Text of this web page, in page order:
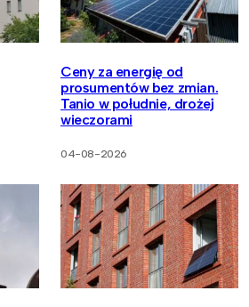
Ceny za energię od
prosumentów bez zmian.
Tanio w południe, drożej
wieczorami
04-08-2026